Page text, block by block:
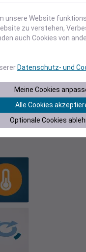
für einen
Postleitzahl,
API oder
webbasierten
unsere Website
zu verstehen,
auch Cookies von
Datenschutz- und
Meine Cookies
Alle Cookies
Optionale Cookies